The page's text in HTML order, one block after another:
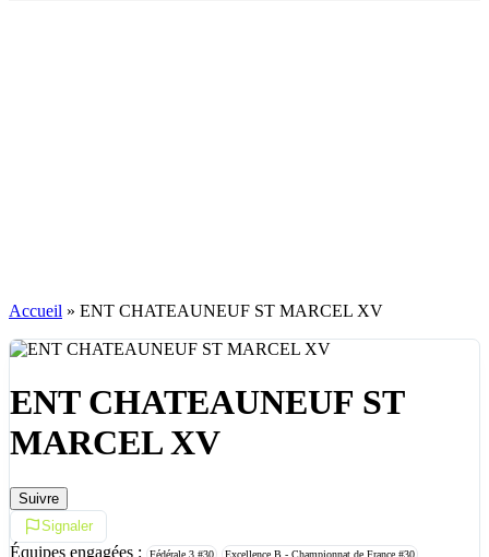
Accueil » ENT CHATEAUNEUF ST MARCEL XV
ENT CHATEAUNEUF ST
MARCEL XV
Suivre
Signaler
Équipes engagées : Fédérale 3 #30 Excellence B - Championnat de France #30